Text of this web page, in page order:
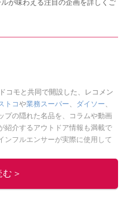
が味わえる注目の企画を詳しくご
コモと共同で開設した、レコメン
トコや業務スーパー、 ダイソー、
プの隠れた名品を、コラムや動画
紹介するアウトドア情報も満載で
ンフルエンサーが実際に使用して
＞